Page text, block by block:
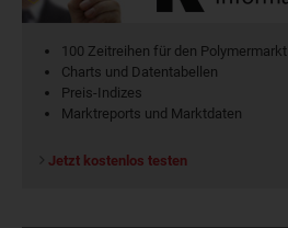
100 Zeitreihen für den Polymermarkt
Charts und Datentabellen
Preis-Indizes
Marktreports und Marktdaten
Jetzt kostenlos testen